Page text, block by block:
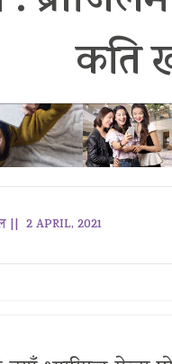
कति
|| 2 APRIL, 2021